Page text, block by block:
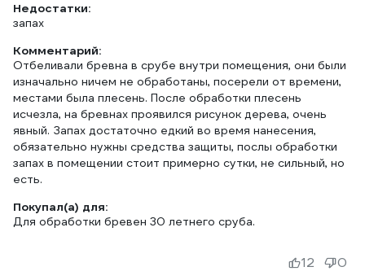
Недостатки:
запах
Комментарий:
Отбеливали бревна в срубе внутри помещения, они были
изначально ничем не обработаны, посерели от времени,
местами была плесень. После обработки плесень
исчезла, на бревнах проявился рисунок дерева, очень
явный. Запах достаточно едкий во время нанесения,
обязательно нужны средства защиты, послы обработки
запах в помещении стоит примерно сутки, не сильный, но
есть.
Покупал(а) для:
Для обработки бревен 30 летнего сруба.
12 0